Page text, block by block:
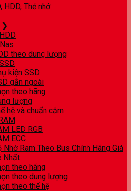
HDD, Thẻ nhớ
❯
theo dung lượng
kiện SSD
gắn ngoài
theo hãng
lượng
hệ và chuẩn cắm
LED RGB
ECC
Nhớ Ram Theo Bus Chính Hãng Giá
Nhất
theo hãng
theo dung lượng
theo thế hệ